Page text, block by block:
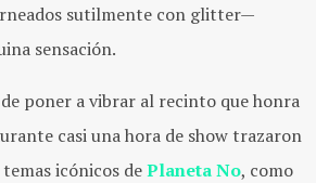
sutilmente con glitter—
sensación.
poner a vibrar al recinto que honra
casi una hora de show trazaron
icónicos dePlaneta No, como